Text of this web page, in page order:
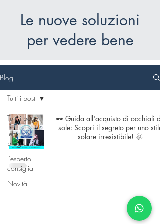
Le nuove soluzioni
per vedere bene
Blog
Tutti i post
lenti
progressive
l'esperto
consiglia
Novità
Tutti i post
🕶️ Guida all'acquisto di occhiali da
sole: Scopri il segreto per uno stile
solare irresistibile! 🌞